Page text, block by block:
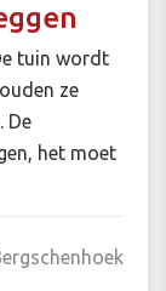
tuin wordt
ze
De
het moet